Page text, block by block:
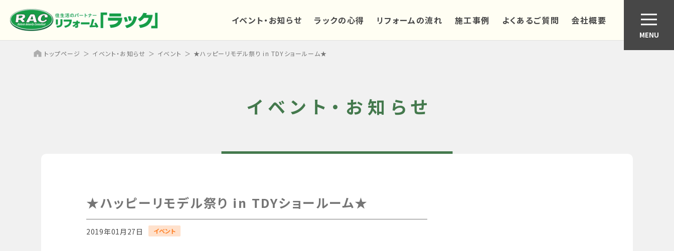
イベント・お知らせ ラックの心得 リフォームの流れ 施工事例 よくあるご質問 会社概要
MENU
トップページ イベント・お知らせ イベント ★ハッピーリモデル祭り in TDYショールーム★
イベント・お知らせ
★ハッピーリモデル祭り in TDYショールーム★
2019年01月27日 イベント